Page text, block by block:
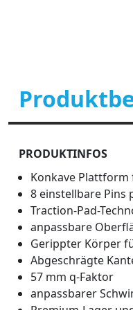
PRODUKTINFOS
Konkave
8 einstellbare Pins
Traction-Pad-
anpassbare
Gerippter Körper
Abgeschrägte
57 mm q-Faktor
anpassbarer